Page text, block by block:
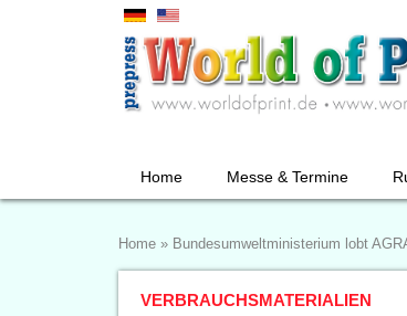
Home Messe & Termine
Home » Bundesumweltministerium lobt
VERBRAUCHSMATERIALIEN